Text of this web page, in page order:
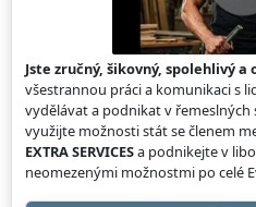
Jste zručný, šikovný, spolehlivý a
všestrannou práci a komunikaci s
vydělávat a podnikat v řemeslných
využijte možnosti stát se členem
EXTRA SERVICESa podnikejte v
neomezenými možnostmi po celé